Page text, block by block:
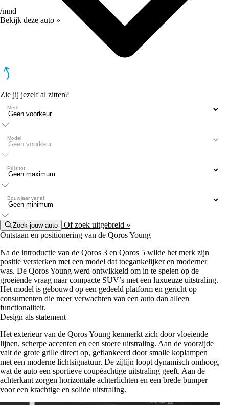
/mnd
Bekijk deze auto »
Zie jij jezelf al zitten?
Merk
Model
Prijs tot
Bouwjaar vanaf
Zoek jouw auto
Of zoek uitgebreid »
Ontstaan en positionering van de Qoros Young
Na de introductie van de Qoros 3 en Qoros 5 wilde het merk zijn
positie versterken met een model dat toegankelijker en moderner
was. De Qoros Young werd ontwikkeld om in te spelen op de
groeiende vraag naar compacte SUV’s met een luxueuze uitstraling.
Het model is gebouwd op een gedeeld platform en gericht op
consumenten die meer verwachten van een auto dan alleen
functionaliteit.
Design als statement
Het exterieur van de Qoros Young kenmerkt zich door vloeiende
lijnen, scherpe accenten en een stoere uitstraling. Aan de voorzijde
valt de grote grille direct op, geflankeerd door smalle koplampen
met een moderne lichtsignatuur. De zijlijn loopt dynamisch omhoog,
wat de auto een sportieve coupéachtige uitstraling geeft. Aan de
achterkant zorgen horizontale achterlichten en een brede bumper
voor een krachtige en solide uitstraling.